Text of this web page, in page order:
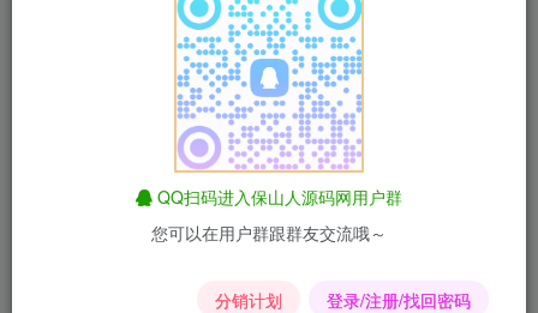
1. 新建目录，上传程序压缩包并解压 新建目录
2. 新增 Go 项目，本程序默认端口是 61202 新增 Go 项目
3. 访问 http:// 授权域名 /install 进行安装
QQ扫码进入保山人源码网用户群
您可以在用户群跟群友交流哦～
分销计划 登录/注册/找回密码